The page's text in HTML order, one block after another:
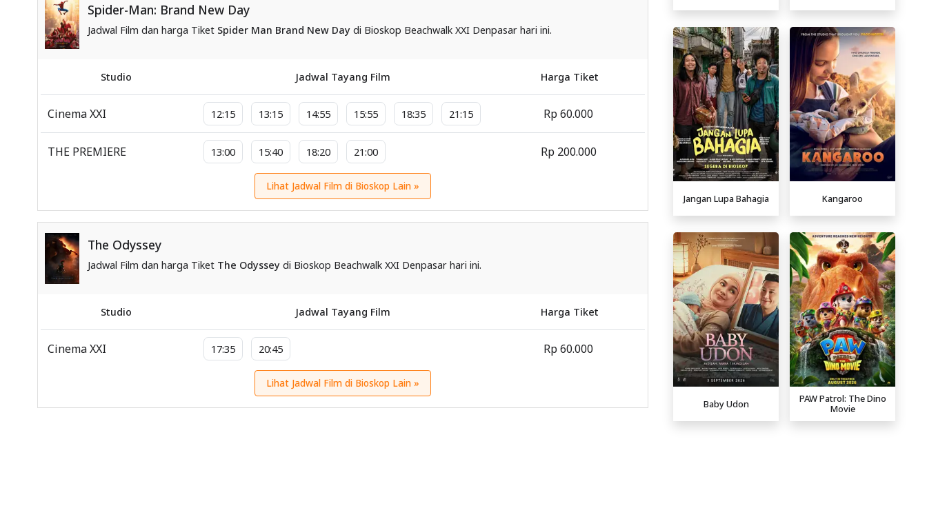
Spider-Man: Brand New Day
Jadwal Film dan harga Tiket Spider Man Brand New Daydi Bioskop Beachwalk XXI Denpasar hari ini.
Studio Jadwal Tayang Film Harga Tiket
Cinema XXI 12:15 13:15 14:55 15:55 18:35 21:15 Rp 60.000
THE PREMIERE 13:00 15:40 18:20 21:00 Rp 200.000
Lihat Jadwal Film di Bioskop Lain »
The Odyssey
Jadwal Film dan harga Tiket The Odysseydi Bioskop Beachwalk XXI Denpasar hari ini.
Studio Jadwal Tayang Film Harga Tiket
Cinema XXI 17:35 20:45 Rp 60.000
Lihat Jadwal Film di Bioskop Lain »
Jangan Lupa Bahagia Kangaroo
Baby Udon
PAW Patrol: The Dino
Movie